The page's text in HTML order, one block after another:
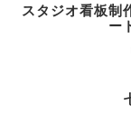
スタジオ看板制
ー